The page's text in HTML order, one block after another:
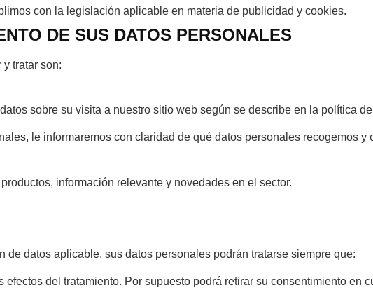
con la legislación aplicable en materia de publicidad y cookies.
DE SUS DATOS PERSONALES
tratar son:
sobre su visita a nuestro sitio web según se describe en la política
le informaremos con claridad de qué datos personales recogemos
información relevante y novedades en el sector.
de datos aplicable, sus datos personales podrán tratarse siempre que:
efectos del tratamiento. Por supuesto podrá retirar su consentimiento en